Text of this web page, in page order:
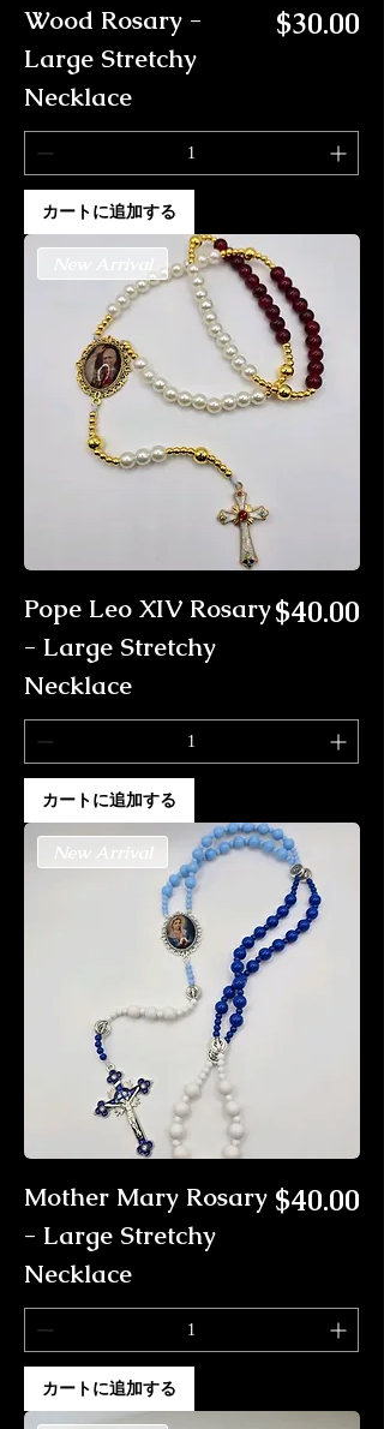
Wood Rosary -
Large Stretchy
Necklace
価格
$30.00
カートに追加する
Pope Leo XIV Rosary
- Large Stretchy
Necklace
価格
$40.00
カートに追加する
New Arrival
Mother Mary Rosary
- Large Stretchy
Necklace
価格
$40.00
カートに追加する